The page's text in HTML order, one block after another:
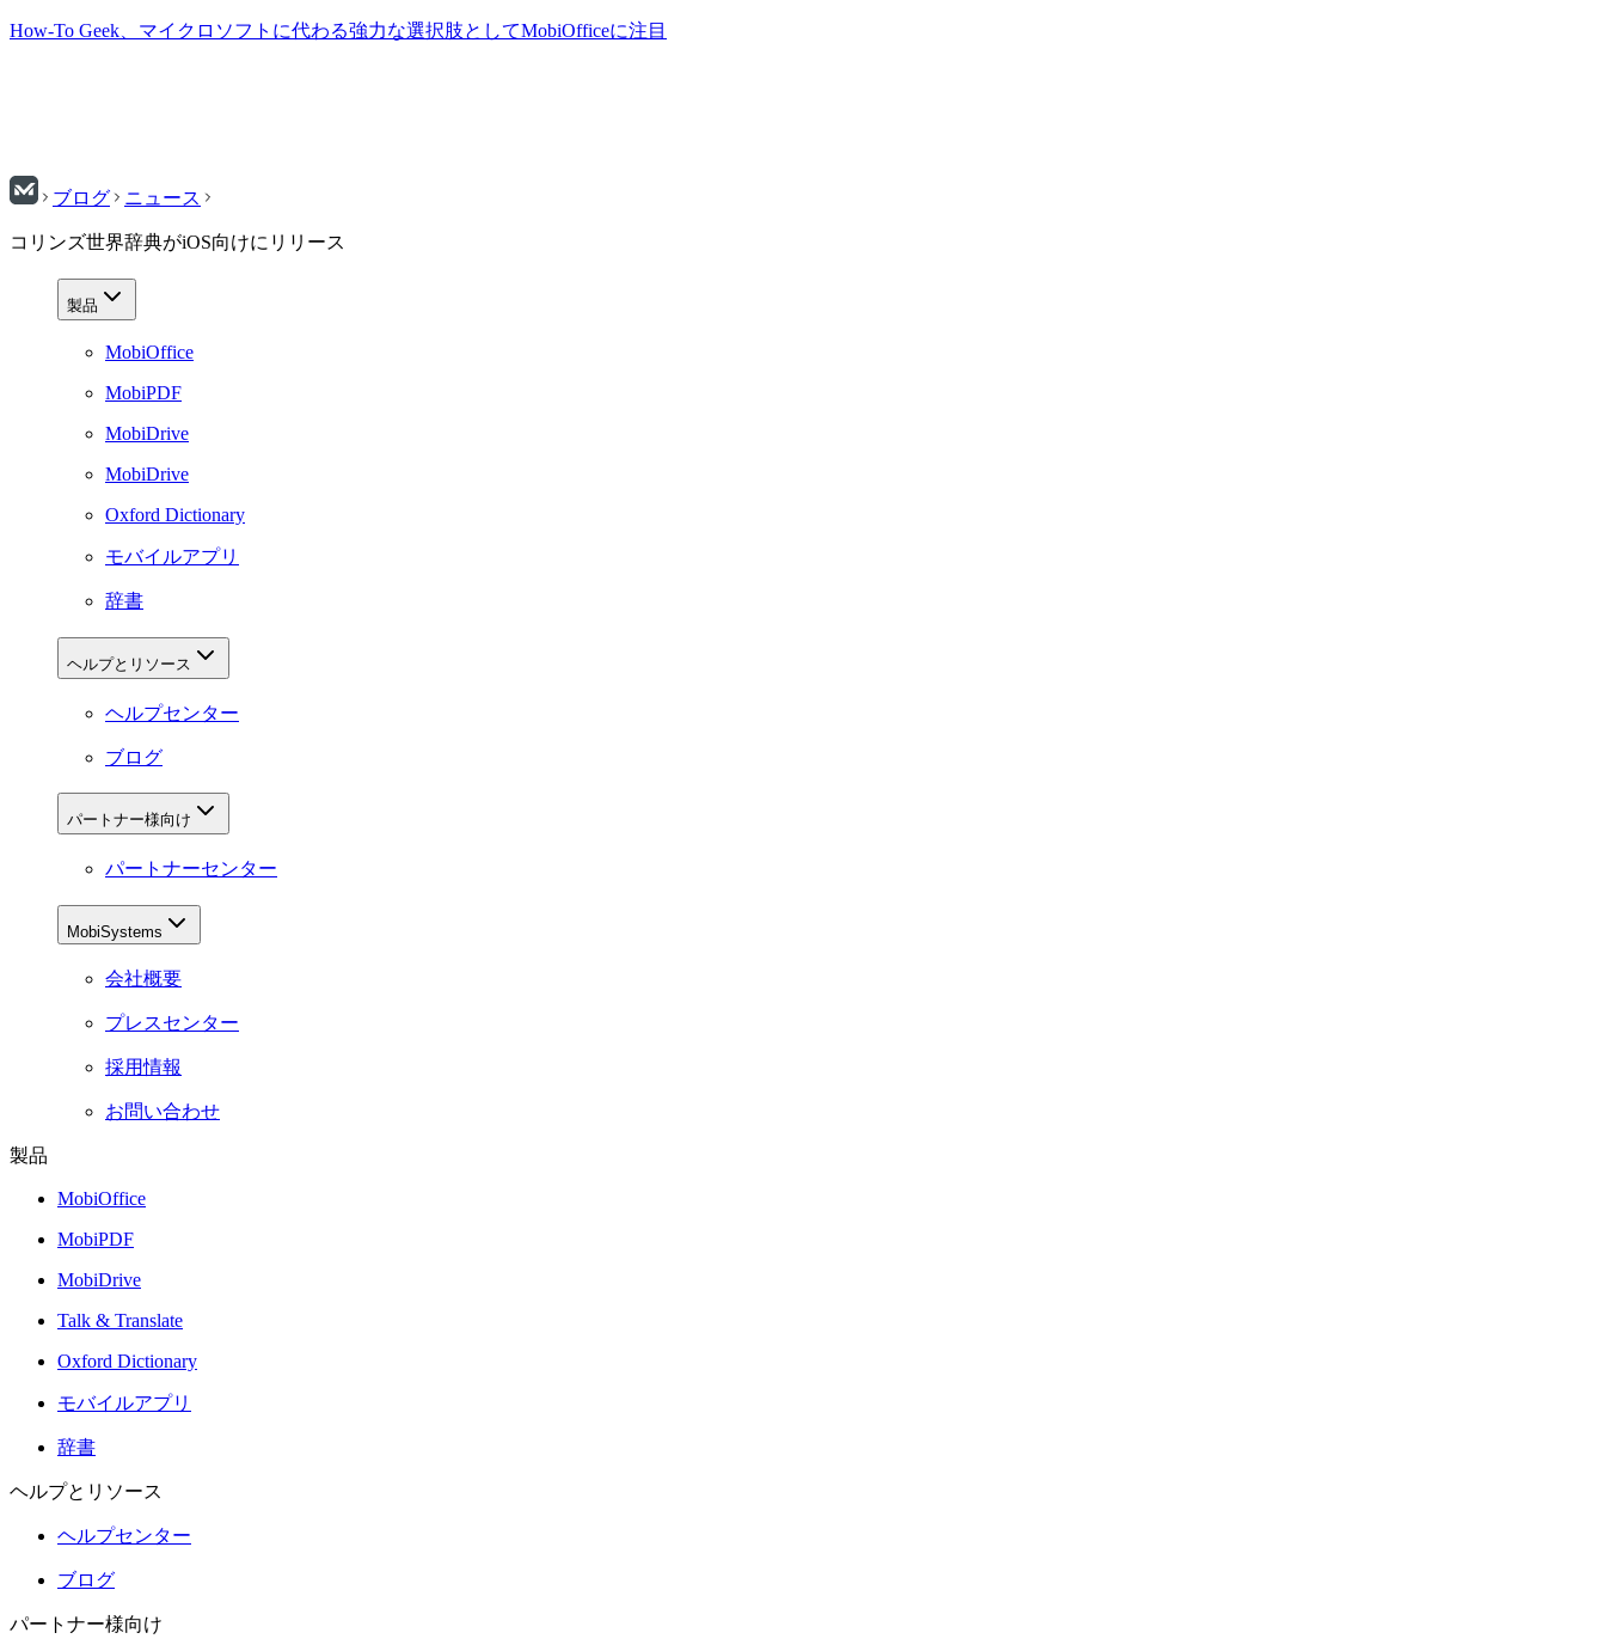
How-To Geek、マイクロソフトに代わる強力な選択肢としてMobiOfficeに注目
ブログ ニュース
コリンズ世界辞典がiOS向けにリリース
製品
MobiOffice
MobiPDF
MobiDrive
MobiDrive
Oxford Dictionary
モバイルアプリ
辞書
ヘルプとリソース
ヘルプセンター
ブログ
パートナー様向け
パートナーセンター
MobiSystems
会社概要
プレスセンター
採用情報
お問い合わせ
製品
MobiOffice
MobiPDF
MobiDrive
Talk & Translate
Oxford Dictionary
モバイルアプリ
辞書
ヘルプとリソース
ヘルプセンター
ブログ
パートナー様向け